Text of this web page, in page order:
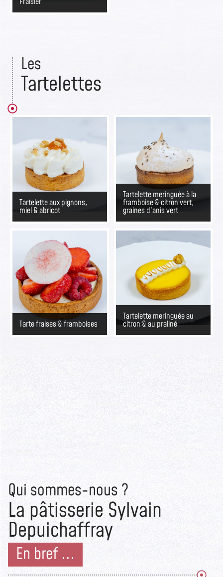
Les
Tartelettes​
Tartelette aux pignons,
miel & abricot
Tartelette meringuée à la
framboise & citron vert,
graines d’anis vert
Tarte fraises & framboises
Tartelette meringuée au
citron & au praliné
Qui sommes-nous ?
La pâtisserie Sylvain
Depuichaffray
En bref ...